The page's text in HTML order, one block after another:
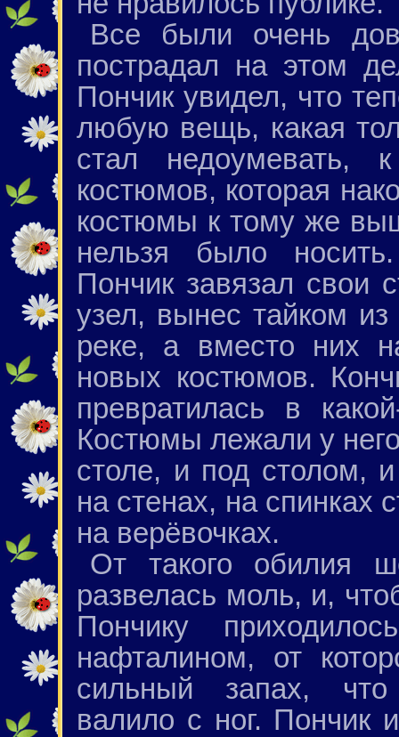
Все были очень
пострадал на этом
Пончик увидел, что
любую вещь, какая
стал
костюмов, которая
костюмы к тому же
нельзя было
Пончик завязал свои
узел, вынес тайком
реке, а вместо них
новых костюмов.
превратилась в
Костюмы лежали у
столе, и под столом,
на стенах, на спинках
на верёвочках.
От такого обилия
развелась моль, и,
Пончику
нафталином, от
сильный запах, что
валило с ног. Пончик